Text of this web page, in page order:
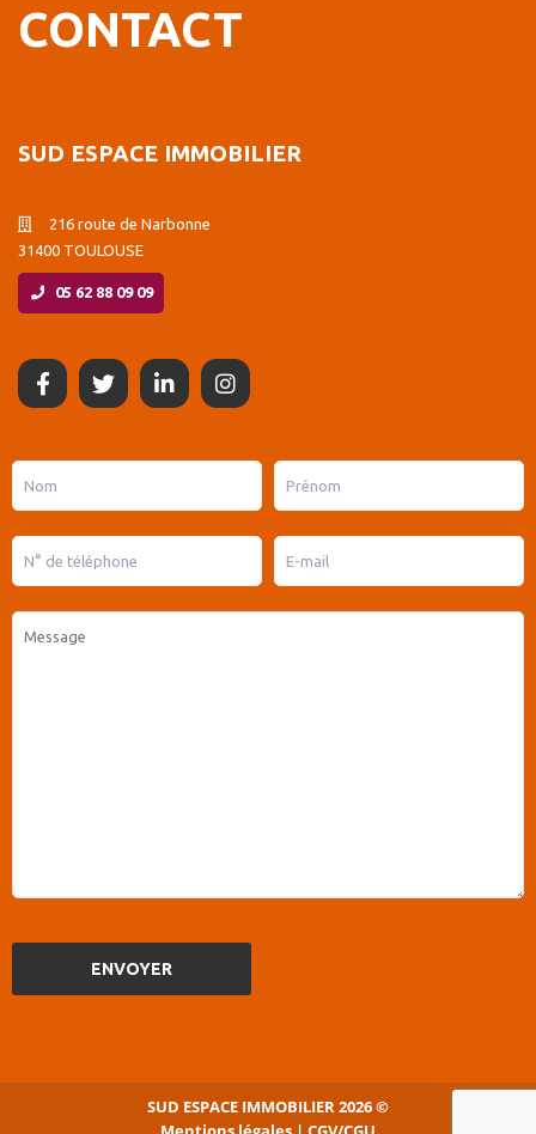
CONTACT
SUD ESPACE IMMOBILIER
216 route de Narbonne
31400 TOULOUSE
05 62 88 09 09
SUD ESPACE IMMOBILIER2026©